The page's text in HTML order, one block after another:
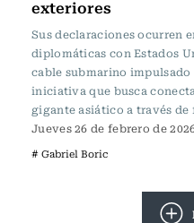
exteriores
Sus declaraciones ocurren
diplomáticas con Estados
cable submarino
iniciativa que busca
gigante asiático a través
Jueves 26 de febrero de
# Gabriel Boric